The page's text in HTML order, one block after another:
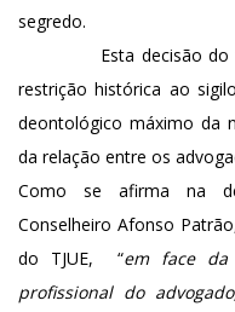
Esta decisão do
restrição histórica ao
deontológico máximo da
da relação entre os
Como se afirma na
Conselheiro Afonso
do TJUE, “em face da
profissional do